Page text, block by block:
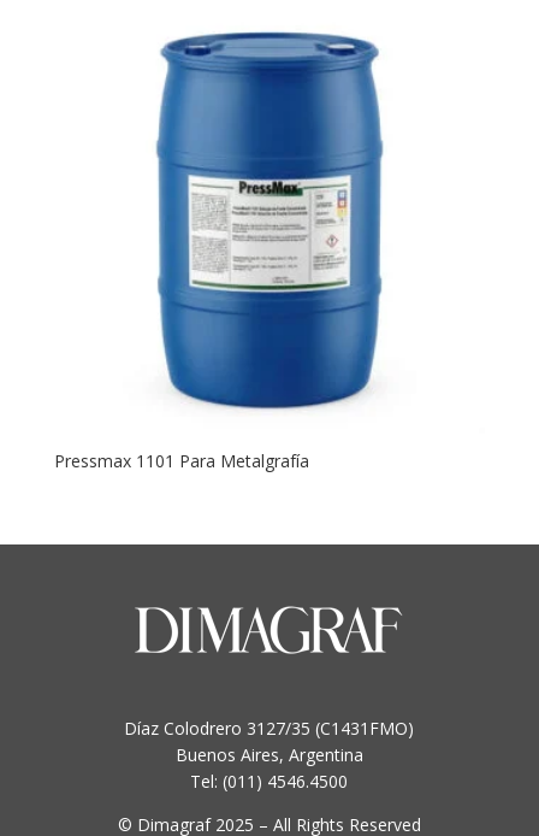
Pressmax 1101 Para Metalgrafía
Díaz Colodrero 3127/35 (C1431FMO)
Buenos Aires, Argentina
Tel: (011) 4546.4500
© Dimagraf 2025 – All Rights Reserved